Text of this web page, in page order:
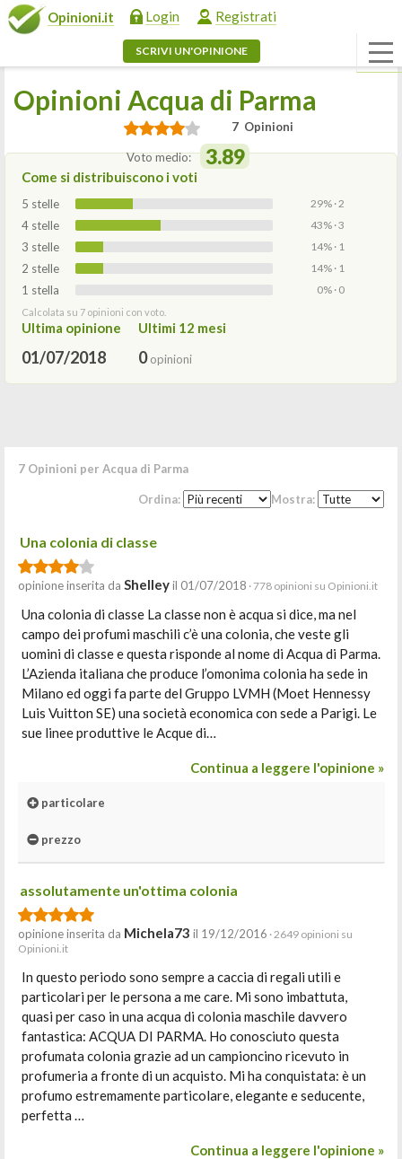
Opinioni.it Login Registrati
SCRIVI UN'OPINIONE
Opinioni Acqua di Parma
7 Opinioni
Voto medio: 3.89
Come si distribuiscono i voti
5 stelle 29% · 2
4 stelle 43% · 3
3 stelle 14% · 1
2 stelle 14% · 1
1 stella 0% · 0
Calcolata su 7 opinioni con voto.
Ultima opinione
01/07/2018
Ultimi 12 mesi
0opinioni
7 Opinioni per Acqua di Parma
Ordina: Mostra:
Una colonia di classe
opinione inserita da Shelleyil 01/07/2018 · 778 opinioni su Opinioni.it
Una colonia di classe La classe non è acqua si dice, ma nel
campo dei profumi maschili c’è una colonia, che veste gli
uomini di classe e questa risponde al nome di Acqua di Parma.
L’Azienda italiana che produce l’omonima colonia ha sede in
Milano ed oggi fa parte del Gruppo LVMH (Moet Hennessy
Luis Vuitton SE) una società economica con sede a Parigi. Le
sue linee produttive le Acque di…
Continua a leggere l'opinione »
particolare
prezzo
assolutamente un'ottima colonia
opinione inserita da Michela73 il 19/12/2016 · 2649 opinioni su
Opinioni.it
In questo periodo sono sempre a caccia di regali utili e
particolari per le persona a me care. Mi sono imbattuta,
quasi per caso in una acqua di colonia maschile davvero
fantastica: ACQUA DI PARMA. Ho conosciuto questa
profumata colonia grazie ad un campioncino ricevuto in
profumeria a fronte di un acquisto. Mi ha conquistata: è un
profumo estremamente particolare, elegante e seducente,
perfetta …
Continua a leggere l'opinione »